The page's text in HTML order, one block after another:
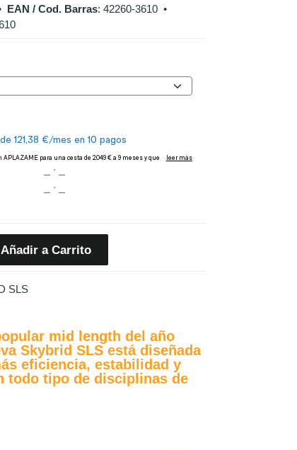
EAN / Cod. Barras: 42260-3610•
Añadir a Carrito
SLS
mid length del año
Skybrid SLS está diseñada
eficiencia, estabilidad y
todo tipo de disciplinas de